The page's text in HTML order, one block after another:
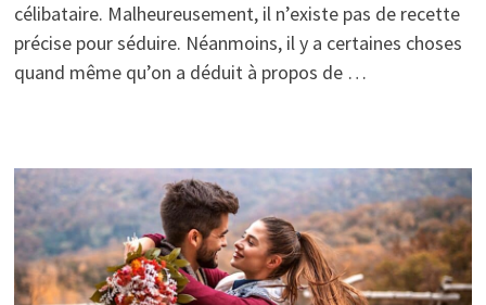
célibataire. Malheureusement, il n’existe pas de recette
précise pour séduire. Néanmoins, il y a certaines choses
quand même qu’on a déduit à propos de …